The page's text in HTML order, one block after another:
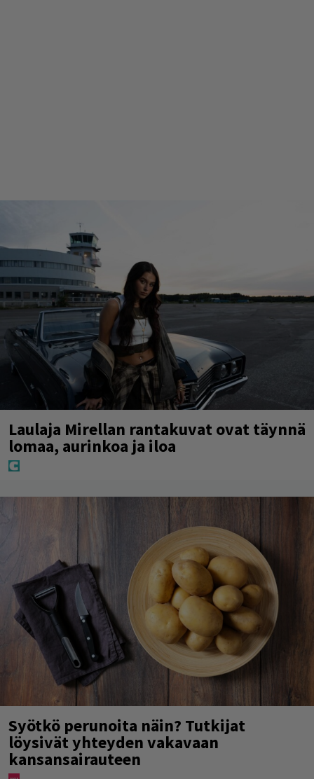
Laulaja Mirellan rantakuvat ovat täynnä
lomaa, aurinkoa ja iloa
Syötkö perunoita näin? Tutkijat
löysivät yhteyden vakavaan
kansansairauteen